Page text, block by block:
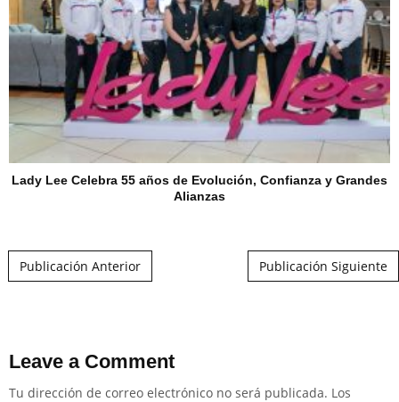
Lady Lee Celebra 55 años de Evolución, Confianza y Grandes
Alianzas
Publicación Anterior Publicación Siguiente
Leave a Comment
Tu dirección de correo electrónico no será publicada. Los